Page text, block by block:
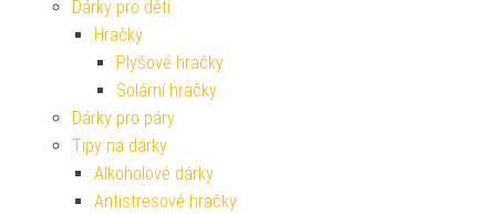
Dárky pro děti
Hračky
Plyšové hračky
Solární hračky
Dárky pro páry
Tipy na dárky
Alkoholové dárky
Antistresové hračky